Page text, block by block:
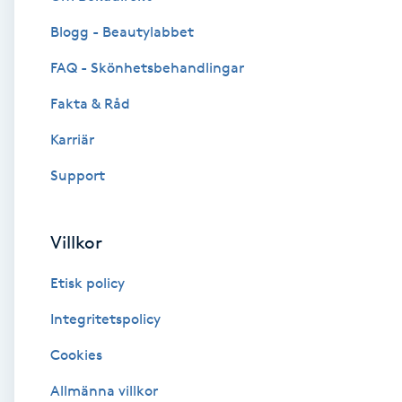
Brynformning
Brynplockning
Bröllopsuppsättning
Coachning
Color correction
Blogg - Beautylabbet
FAQ - Skönhetsbehandlingar
Fakta & Råd
Karriär
Support
Villkor
Etisk policy
Integritetspolicy
Cookies
Allmänna villkor